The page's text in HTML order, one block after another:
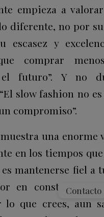
empieza a
diferente, no por
escasez y
comprar
futuro”. Y no
slow fashion no
compromiso”.
una enorme
en los tiempos
es mantenerse fiel a
en constante
lo que crees, aun
Contacto